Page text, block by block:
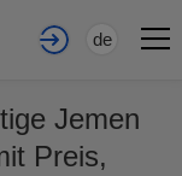
de
Jemen
Preis,